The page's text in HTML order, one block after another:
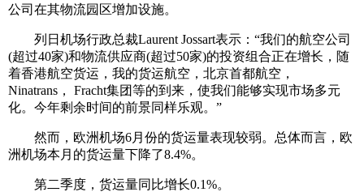
公司在其物流园区增加设施。
列日机场行政总裁Laurent Jossart表示：“我们的航空公司
(超过40家)和物流供应商(超过50家)的投资组合正在增长，随
着香港航空货运，我的货运航空，北京首都航空，
Ninatrans， Fracht集团等的到来，使我们能够实现市场多元
化。今年剩余时间的前景同样乐观。”
然而，欧洲机场6月份的货运量表现较弱。总体而言，欧
洲机场本月的货运量下降了8.4%。
第二季度，货运量同比增长0.1%。